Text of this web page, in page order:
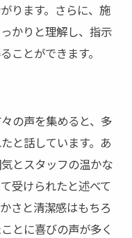
ります。さらに、施
かりと理解し、指示
ことができます。
の声を集めると、多
と話しています。あ
とスタッフの温かな
受けられたと述べて
さと清潔感はもちろ
とに喜びの声が多く